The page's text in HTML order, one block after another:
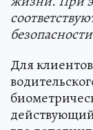
безопасности
Для